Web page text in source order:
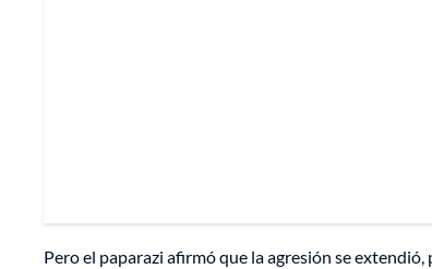
Pero el paparazi afirmó que la agresión se